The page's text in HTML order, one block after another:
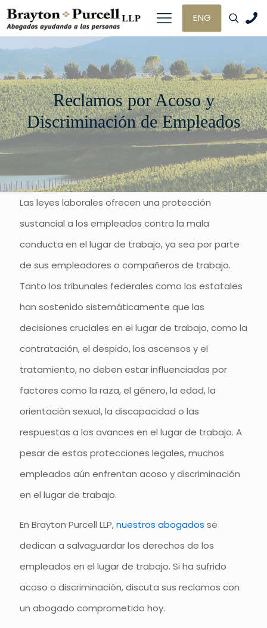
ENG
Reclamos por Acoso y
Discriminación de Empleados
Las leyes laborales ofrecen una protección
sustancial a los empleados contra la mala
conducta en el lugar de trabajo, ya sea por parte
de sus empleadores o compañeros de trabajo.
Tanto los tribunales federales como los estatales
han sostenido sistemáticamente que las
decisiones cruciales en el lugar de trabajo, como la
contratación, el despido, los ascensos y el
tratamiento, no deben estar influenciadas por
factores como la raza, el género, la edad, la
orientación sexual, la discapacidad o las
respuestas a los avances en el lugar de trabajo. A
pesar de estas protecciones legales, muchos
empleados aún enfrentan acoso y discriminación
en el lugar de trabajo.
En Brayton Purcell LLP,nuestros abogados se
dedican a salvaguardar los derechos de los
empleados en el lugar de trabajo. Si ha sufrido
acoso o discriminación, discuta sus reclamos con
un abogado comprometido hoy.